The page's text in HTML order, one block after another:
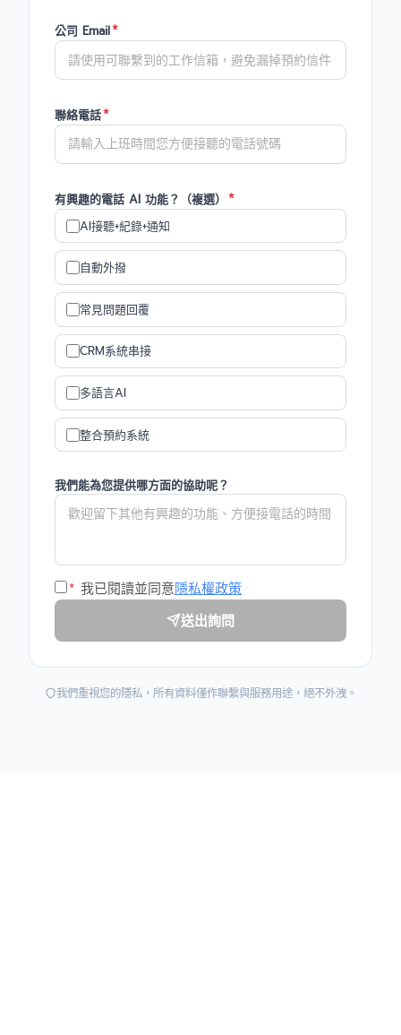
公司 Email*
聯絡電話*
有興趣的電話 AI 功能？（複選） *
AI接聽+紀錄+通知
自動外撥
常見問題回覆
CRM系統串接
多語言AI
整合預約系統
我們能為您提供哪方面的協助呢？
* 我已閱讀並同意隱私權政策
送出詢問
我們重視您的隱私，所有資料僅作聯繫與服務用途，絕不外洩。